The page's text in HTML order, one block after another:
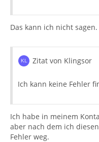
Das kann ich nicht sagen.
Zitat von Klingsor
Ich kann keine Fehler
Ich habe in meinem
aber nach dem ich
Fehler weg.